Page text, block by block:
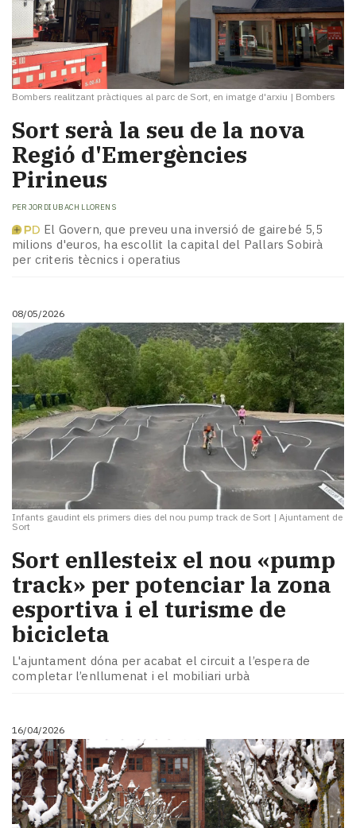
Bombers realitzant pràctiques al parc de Sort, en imatge d'arxiu | Bombers
Sort serà la seu de la nova
Regió d'Emergències
Pirineus
PER JORDI UBACH LLORENS
El Govern, que preveu una inversió de gairebé 5,5
milions d'euros, ha escollit la capital del Pallars Sobirà
per criteris tècnics i operatius
08/05/2026
Infants gaudint els primers dies del nou pump track de Sort | Ajuntament de
Sort
Sort enllesteix el nou «pump
track» per potenciar la zona
esportiva i el turisme de
bicicleta
L'ajuntament dóna per acabat el circuit a l’espera de
completar l’enllumenat i el mobiliari urbà
16/04/2026